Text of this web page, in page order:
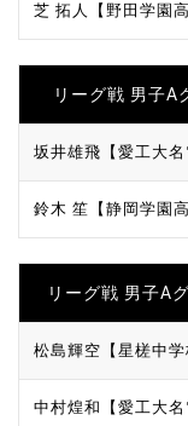
芝 拓人【野田学園高
リーグ戦 男子
坂井雄飛【愛工大名
鈴木 笙【静岡学園高
リーグ戦 男子A
松島輝空【星槎中学
中村煌和【愛工大名